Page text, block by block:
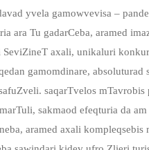
yvela gamowvevisa –
ara Tu gadarCeba, aramed
axali, unikaluri
gamomdinare, absoluturad
saqarTvelos
sakmaod efeqturia da
aramed axali kompleqsebis